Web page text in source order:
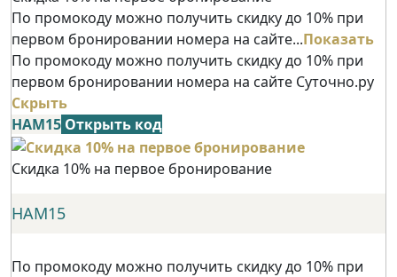
По промокоду можно получить скидку до 10% при
первом бронировании номера на сайте...Показать
По промокоду можно получить скидку до 10% при
первом бронировании номера на сайте Суточно.ру
Скрыть
НАМ15 Открыть код
Скидка 10% на первое бронирование
НАМ15
По промокоду можно получить скидку до 10% при